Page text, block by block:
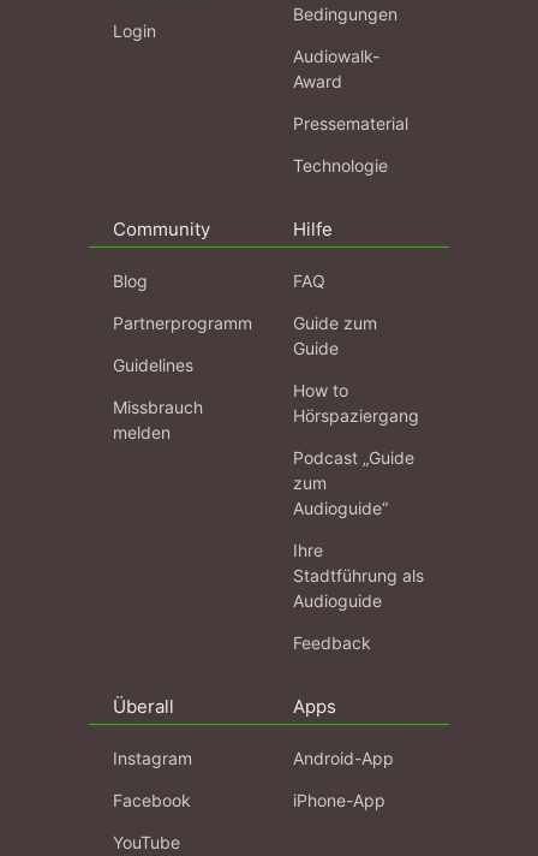
Login
Bedingungen
Audiowalk-
Award
Pressematerial
Technologie
Community
Blog
Partnerprogramm
Guidelines
Missbrauch
melden
Hilfe
FAQ
Guide zum
Guide
How to
Hörspaziergang
Podcast „Guide
zum
Audioguide“
Ihre
Stadtführung als
Audioguide
Feedback
Überall
Instagram
Facebook
YouTube
Apps
Android-App
iPhone-App